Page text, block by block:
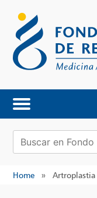
content
Buscar:
Home » Artroplastia